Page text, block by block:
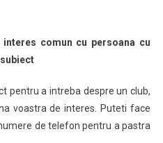
comun cu persoana cu
pentru a intreba despre un club,
voastra de interes. Puteti face
de telefon pentru a pastra